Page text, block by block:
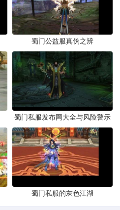
蜀门公益服真伪之辨
蜀门私服发布网大全与风险警示
蜀门私服的灰色江湖